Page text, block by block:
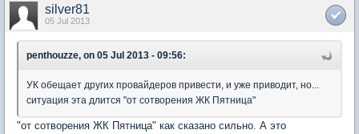
silver81
05 Jul 2013
penthouzze, on 05 Jul 2013 - 09:56:
УК обещает других провайдеров привести, и уже приводит, но...
ситуация эта длится "от сотворения ЖК Пятница"
"от сотворения ЖК Пятница" как сказано сильно. А это